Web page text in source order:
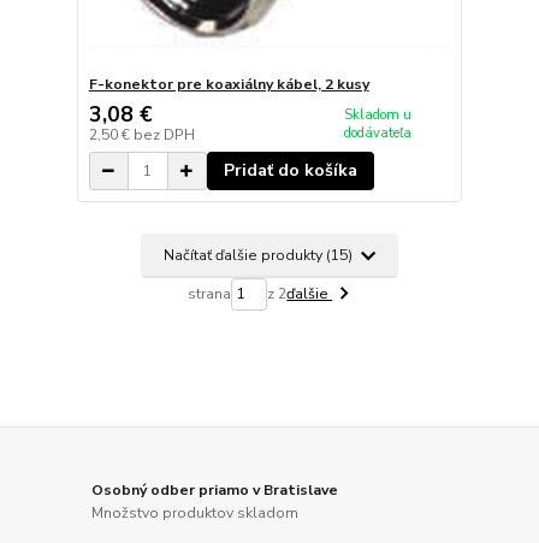
F-konektor pre koaxiálny kábel, 2 kusy
3,08 €
2,50 € bez DPH
Skladom u
dodávateľa
Pridať do košíka
Načítať ďalšie produkty (15)
strana z 2ďalšie
Osobný odber priamo v Bratislave
Množstvo produktov skladom